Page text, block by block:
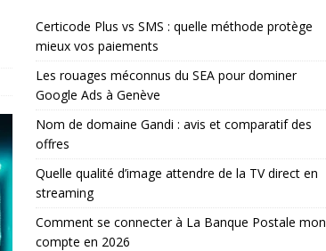
Certicode Plus vs SMS : quelle méthode protège
mieux vos paiements
Les rouages méconnus du SEA pour dominer
Google Ads à Genève
Nom de domaine Gandi : avis et comparatif des
offres
Quelle qualité d’image attendre de la TV direct en
streaming
Comment se connecter à La Banque Postale mon
compte en 2026